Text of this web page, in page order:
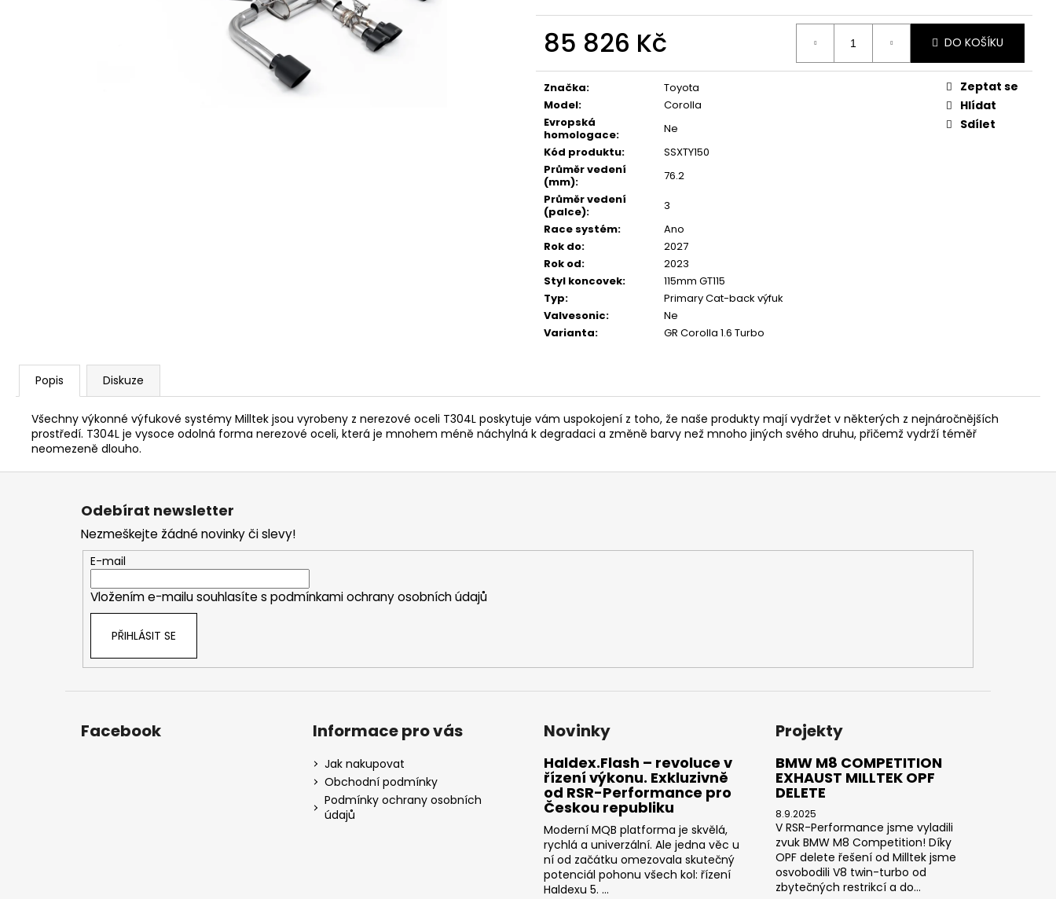
85 826 Kč
cena:
DO KOŠÍKU
Značka:
Toyota
Model:
Corolla
Evropská
homologace:
Ne
Kód produktu:
SSXTY150
Průměr vedení
(mm):
76.2
Průměr vedení
(palce):
3
Race systém:
Ano
Rok do:
2027
Rok od:
2023
Styl koncovek:
115mm GT115
Typ:
Primary Cat-back výfuk
Valvesonic:
Ne
Varianta: GR Corolla 1.6 Turbo
Zeptat se
Hlídat
Sdílet
Popis Diskuze
Všechny výkonné výfukové systémy Milltek jsou vyrobeny z nerezové oceli T304L poskytuje vám uspokojení z toho, že naše produkty mají vydržet v některých z nejnáročnějších
prostředí. T304L je vysoce odolná forma nerezové oceli, která je mnohem méně náchylná k degradaci a změně barvy než mnoho jiných svého druhu, přičemž vydrží téměř
neomezeně dlouho.
RSR-PERFORMANCE DÁRKOVÝ POUKAZ NGK ČERVENÝ ZAPALOVACÍ MODUL
2.0TFSI 2.0TSI EA113 EA888.1/2 2.5TFSI
849 Kč
2.0TSI 2.5TFSI A DALŠÍ
1 490 Kč
Z
Odebírat newsletter
Nezmeškejte žádné novinky či slevy!
E-mail
Vložením e-mailu souhlasíte s podmínkami ochrany osobních údajů
PŘIHLÁSIT SE
Facebook Informace pro vás
Jak nakupovat
Obchodní podmínky
Podmínky ochrany osobních
údajů
Novinky
Haldex.Flash – revoluce v
řízení výkonu. Exkluzivně
od RSR-Performance pro
Českou republiku
Moderní MQB platforma je skvělá,
rychlá a univerzální. Ale jedna věc u
ní od začátku omezovala skutečný
potenciál pohonu všech kol: řízení
Haldexu 5. ...
Projekty
BMW M8 COMPETITION
EXHAUST MILLTEK OPF
DELETE
8.9.2025
V RSR-Performance jsme vyladili
zvuk BMW M8 Competition! Díky
OPF delete řešení od Milltek jsme
osvobodili V8 twin-turbo od
zbytečných restrikcí a do...